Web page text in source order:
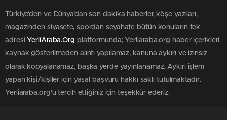
Türkiye'den ve Dünya’dan son dakika haberler, köşe yazıları,
magazinden siyasete, spordan seyahate bütün konuların tek
adresiYerliAraba.Org platformunda; Yerliaraba.org haber içerikleri
kaynak gösterilmeden alıntı yapılamaz, kanuna aykırı ve izinsiz
olarak kopyalanamaz, başka yerde yayınlanamaz. Aykırı işlem
yapan kişi/kişiler için yasal başvuru hakkı saklı tutulmaktadır.
Yerliaraba.org'u tercih ettiğiniz için teşekkür ederiz.